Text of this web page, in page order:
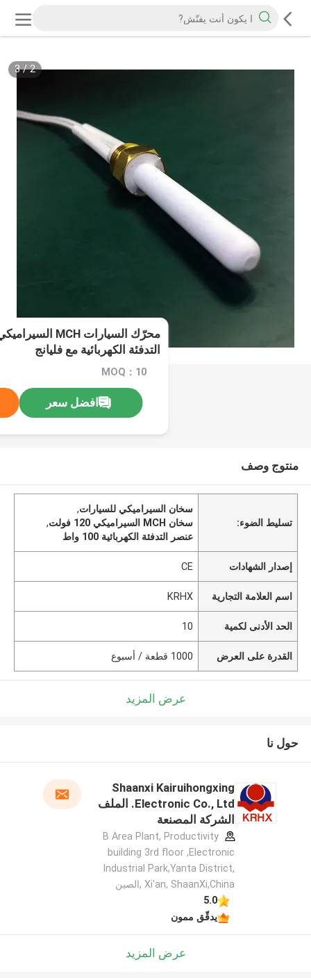
2
/
3
التدفئة الكهربائية مع فليانج
MOQ：10
افضل سعر
منتوج وصف
تسليط الضوء:
سخان السيراميكي للسيارات,
سخان MCH السيراميكي 120 فولت
,
عنصر التدفئة الكهربائية 100 واط
إصدار الشهادات CE
اسم العلامة التجارية KRHX
الحد الأدنى لكمية 10
القدرة على العرض 1000 قطعة / أسبوع
عرض المزيد
حول نا
Shaanxi Kairuihongxing
Electronic Co., Ltd. الملف
الشركة المصنعة
B Area Plant, Productivity
building 3rd floor ,Electronic
Industrial Park,Yanta District,
Xi'an, ShaanXi,China ,الصين
5.0
يدقّق ممون
عرض المزيد